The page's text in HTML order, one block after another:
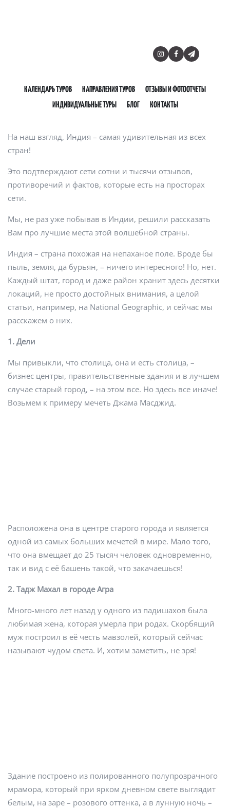
КАЛЕНДАРЬ ТУРОВ НАПРАВЛЕНИЯ ТУРОВ
ОТЗЫВЫ И ФОТООТЧЕТЫ
ИНДИВИДУАЛЬНЫЕ ТУРЫ
БЛОГ КОНТАКТЫ
Топ 7 по-настоящему крутых мест
На наш взгляд, Индия – самая удивительная из всех
стран!
Это подтверждают сети сотни и тысячи отзывов,
противоречий и фактов, которые есть на просторах
сети.
Мы, не раз уже побывав в Индии, решили рассказать
Вам про лучшие места этой волшебной страны.
Индия – страна похожая на непаханое поле. Вроде бы
пыль, земля, да бурьян, – ничего интересного! Но, нет.
Каждый штат, город и даже район хранит здесь десятки
локаций, не просто достойных внимания, а целой
статьи, например, на National Geographic, и сейчас мы
расскажем о них.
1. Дели
Мы привыкли, что столица, она и есть столица, –
бизнес центры, правительственные здания и в лучшем
случае старый город, – на этом все. Но здесь все иначе!
Возьмем к примеру мечеть Джама Масджид.
Расположена она в центре старого города и является
одной из самых больших мечетей в мире. Мало того,
что она вмещает до 25 тысяч человек одновременно,
так и вид с её башень такой, что закачаешься!
2. Тадж Махал в городе Агра
Много-много лет назад у одного из падишахов была
любимая жена, которая умерла при родах. Скорбящий
муж построил в её честь мавзолей, который сейчас
называют чудом света. И, хотим заметить, не зря!
Здание построено из полированного полупрозрачного
мрамора, который при ярком дневном свете выглядит
белым, на заре – розового оттенка, а в лунную ночь –